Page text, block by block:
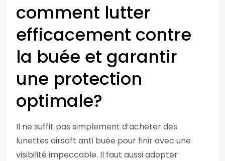
comment lutter
efficacement contre
la buée et garantir
une protection
optimale?
Il ne suffit pas simplement d’acheter des
lunettes airsoft anti buée pour finir avec une
visibilité impeccable. Il faut aussi adopter